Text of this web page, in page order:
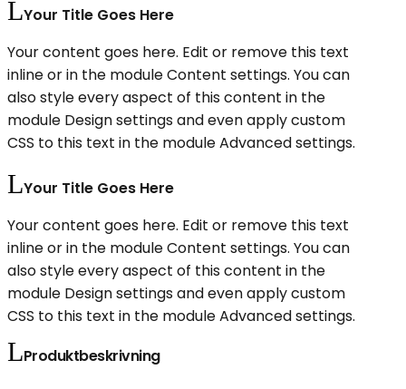
Your Title Goes Here
Your content goes here. Edit or remove this text
inline or in the module Content settings. You can
also style every aspect of this content in the
module Design settings and even apply custom
CSS to this text in the module Advanced settings.
Your Title Goes Here
Your content goes here. Edit or remove this text
inline or in the module Content settings. You can
also style every aspect of this content in the
module Design settings and even apply custom
CSS to this text in the module Advanced settings.
Produktbeskrivning